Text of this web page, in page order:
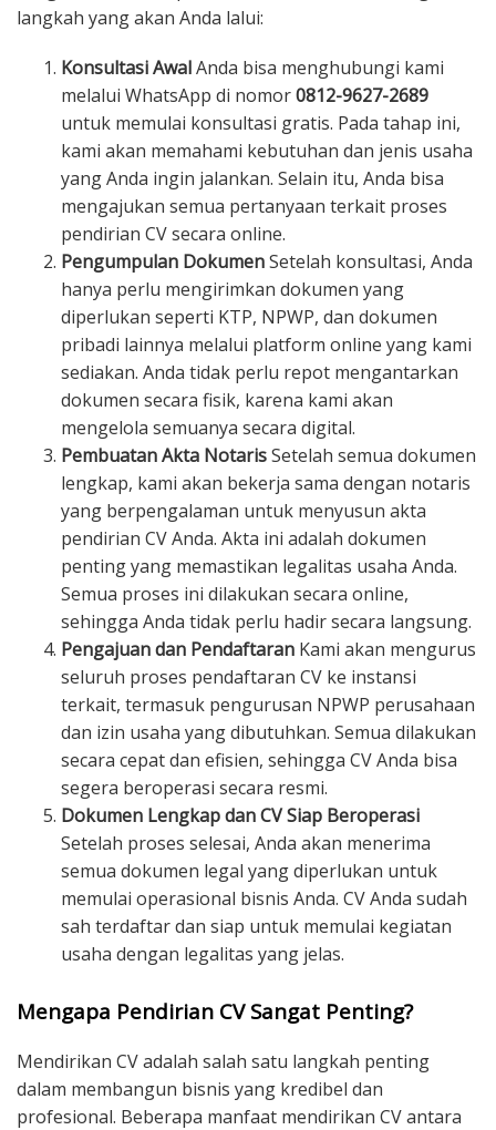
langkah yang akan Anda lalui:
Konsultasi AwalAnda bisa menghubungi kami
melalui WhatsApp di nomor0812-9627-2689
untuk memulai konsultasi gratis. Pada tahap ini,
kami akan memahami kebutuhan dan jenis usaha
yang Anda ingin jalankan. Selain itu, Anda bisa
mengajukan semua pertanyaan terkait proses
pendirian CV secara online.
Pengumpulan DokumenSetelah konsultasi, Anda
hanya perlu mengirimkan dokumen yang
diperlukan seperti KTP, NPWP, dan dokumen
pribadi lainnya melalui platform online yang kami
sediakan. Anda tidak perlu repot mengantarkan
dokumen secara fisik, karena kami akan
mengelola semuanya secara digital.
Pembuatan Akta NotarisSetelah semua dokumen
lengkap, kami akan bekerja sama dengan notaris
yang berpengalaman untuk menyusun akta
pendirian CV Anda. Akta ini adalah dokumen
penting yang memastikan legalitas usaha Anda.
Semua proses ini dilakukan secara online,
sehingga Anda tidak perlu hadir secara langsung.
Pengajuan dan Pendaftaran Kami akan mengurus
seluruh proses pendaftaran CV ke instansi
terkait, termasuk pengurusan NPWP perusahaan
dan izin usaha yang dibutuhkan. Semua dilakukan
secara cepat dan efisien, sehingga CV Anda bisa
segera beroperasi secara resmi.
Dokumen Lengkap dan CV Siap Beroperasi
Setelah proses selesai, Anda akan menerima
semua dokumen legal yang diperlukan untuk
memulai operasional bisnis Anda. CV Anda sudah
sah terdaftar dan siap untuk memulai kegiatan
usaha dengan legalitas yang jelas.
Mengapa Pendirian CV Sangat Penting?
Mendirikan CV adalah salah satu langkah penting
dalam membangun bisnis yang kredibel dan
profesional. Beberapa manfaat mendirikan CV antara